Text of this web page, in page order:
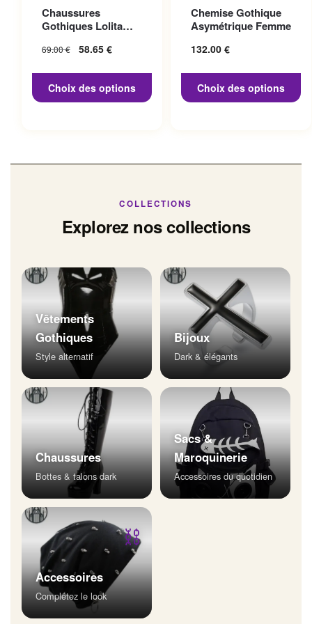
Chaussures
Gothiques Lolita
69.00€
Le prix initial
58.65 €
58.65 €.
Choix des options
variations. Les options
peuvent être choisies sur la
page du produit
Chemise Gothique
Asymétrique Femme
132.00 €
Choix des options
variations. Les options
peuvent être choisies sur la
page du produit
COLLECTIONS
Explorez nos collections
Vêtements
Gothiques
Style alternatif
Bijoux
Dark & élégants
Chaussures
Bottes & talons dark
Sacs &
Maroquinerie
Accessoires du quotidien
⛓
Accessoires
Complétez le look